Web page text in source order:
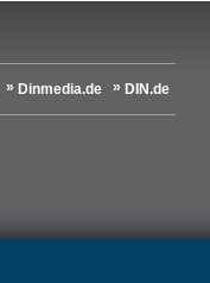
Dinmedia.de DIN.de